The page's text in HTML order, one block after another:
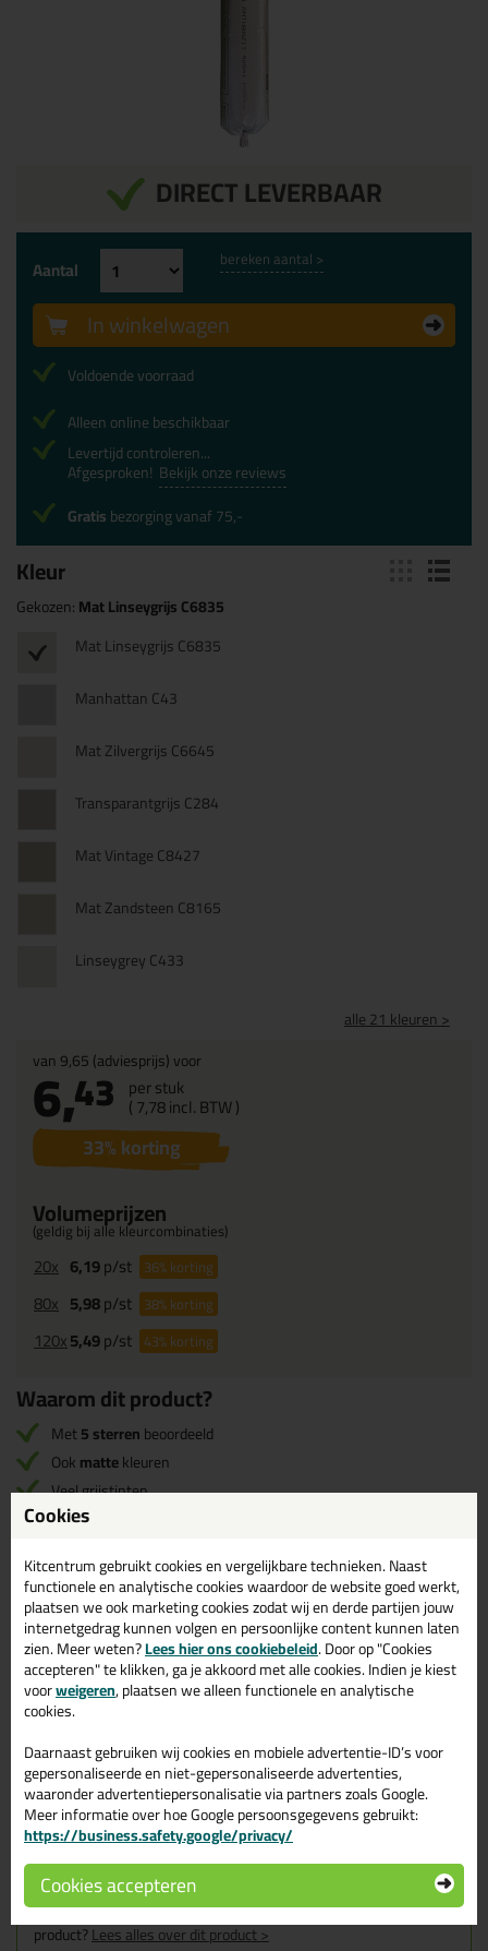
DIRECT LEVERBAAR
Kleur
Gekozen:Mat Linseygrijs C6835
Mat Linseygrijs C6835
Manhattan C43
Mat Zilvergrijs C6645
Transparantgrijs C284
Mat Vintage C8427
Mat Zandsteen C8165
Linseygrey C433
alle 21 kleuren >
van9,65(adviesprijs) voor
6,43 per stuk
(7,78incl. BTW )
33% korting
Volumeprijzen
(geldig bij alle kleurcombinaties)
20x 6,19p/st 36%korting
80x 5,98p/st 38%korting
120x5,49p/st 43%korting
Aantal bereken aantal >
In winkelwagen
Voldoende voorraad
Alleen online beschikbaar
Levertijd controleren...
Afgesproken! Bekijk onze reviews
Gratisbezorging vanaf 75,-
Waarom dit product?
Met5 sterrenbeoordeeld
Ookmattekleuren
Veel grijstinten
Verouderings bestendig
Omschrijving Specificaties Reviews (1)
Ottoseal S125 400ml in
Mat Linseygrijs C6835
Ottoseal S125 400ml in de kleur Mat Linseygrijs C6835 is te
gebruiken voor verschillende toepassingen. Een duurzame en
veelzijdige kit welke makkelijk te verwerken is. Perfect als je een
bijpassende kleur zoekt met gegarandeerd een topresultaat.
Bestel de Ottoseal S125 400ml in kleur Mat Linseygrijs C6835
vandaag nog! Op voorraad en op werkdagen besteld = morgen in
huis.
Wil je meer weten over de toepassing en kenmerken van dit
product?Lees alles over dit product >
Cookies
Kitcentrum gebruikt cookies en vergelijkbare technieken. Naast
functionele en analytische cookies waardoor de website goed werkt,
plaatsen we ook marketing cookies zodat wij en derde partijen jouw
internetgedrag kunnen volgen en persoonlijke content kunnen laten
zien. Meer weten?Lees hier ons cookiebeleid. Door op "Cookies
accepteren" te klikken, ga je akkoord met alle cookies. Indien je kiest
voorweigeren, plaatsen we alleen functionele en analytische
cookies.
Daarnaast gebruiken wij cookies en mobiele advertentie-ID’s voor
gepersonaliseerde en niet-gepersonaliseerde advertenties,
waaronder advertentiepersonalisatie via partners zoals Google.
Meer informatie over hoe Google persoonsgegevens gebruikt:
https://business.safety.google/privacy/
Cookies accepteren